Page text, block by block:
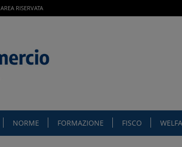
AREA RISERVATA
NORME FORMAZIONE FISCO